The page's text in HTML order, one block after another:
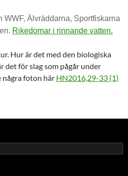
WWF, Älvräddarna, Sportfiskarna
Rikedomar i rinnande vatten.
Hur är det med den biologiska
det för slag som pågår under
några foton här HN2016,29-33 (1)